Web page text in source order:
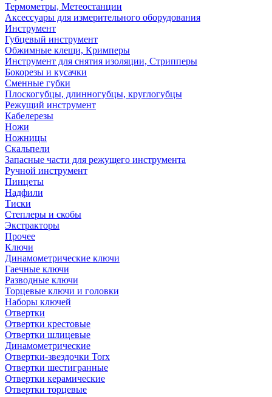
Термометры, Метеостанции
Аксессуары для измерительного оборудования
Инструмент
Губцевый инструмент
Обжимные клещи, Кримперы
Инструмент для снятия изоляции, Стрипперы
Бокорезы и кусачки
Сменные губки
Плоскогубцы, длинногубцы, круглогубцы
Режущий инструмент
Кабелерезы
Ножи
Ножницы
Скальпели
Запасные части для режущего инструмента
Ручной инструмент
Пинцеты
Надфили
Тиски
Степлеры и скобы
Экстракторы
Прочее
Ключи
Динамометрические ключи
Гаечные ключи
Разводные ключи
Торцевые ключи и головки
Наборы ключей
Отвертки
Отвертки крестовые
Отвертки шлицевые
Динамометрические
Отвертки-звездочки Torx
Отвертки шестигранные
Отвертки керамические
Отвертки торцевые